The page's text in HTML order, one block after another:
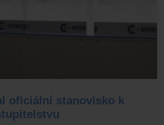
oficiální stanovisko k